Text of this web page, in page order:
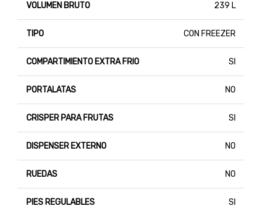
VOLUMEN BRUTO 239 L
TIPO CON FREEZER
COMPARTIMIENTO EXTRA FRIO SI
PORTALATAS NO
CRISPER PARA FRUTAS SI
DISPENSER EXTERNO NO
RUEDAS NO
PIES REGULABLES SI